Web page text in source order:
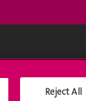
Reject All